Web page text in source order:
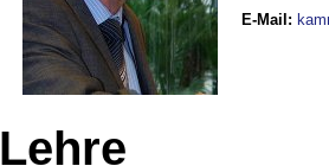
E-Mail :
Lehre